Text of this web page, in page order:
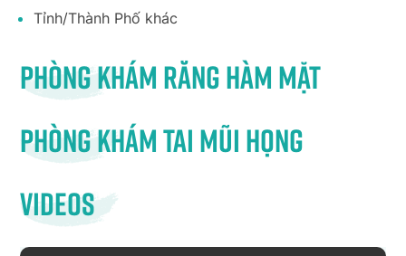
Tỉnh/Thành Phố khác
Phòng khám răng hàm mặt
Phòng khám tai mũi họng
Videos